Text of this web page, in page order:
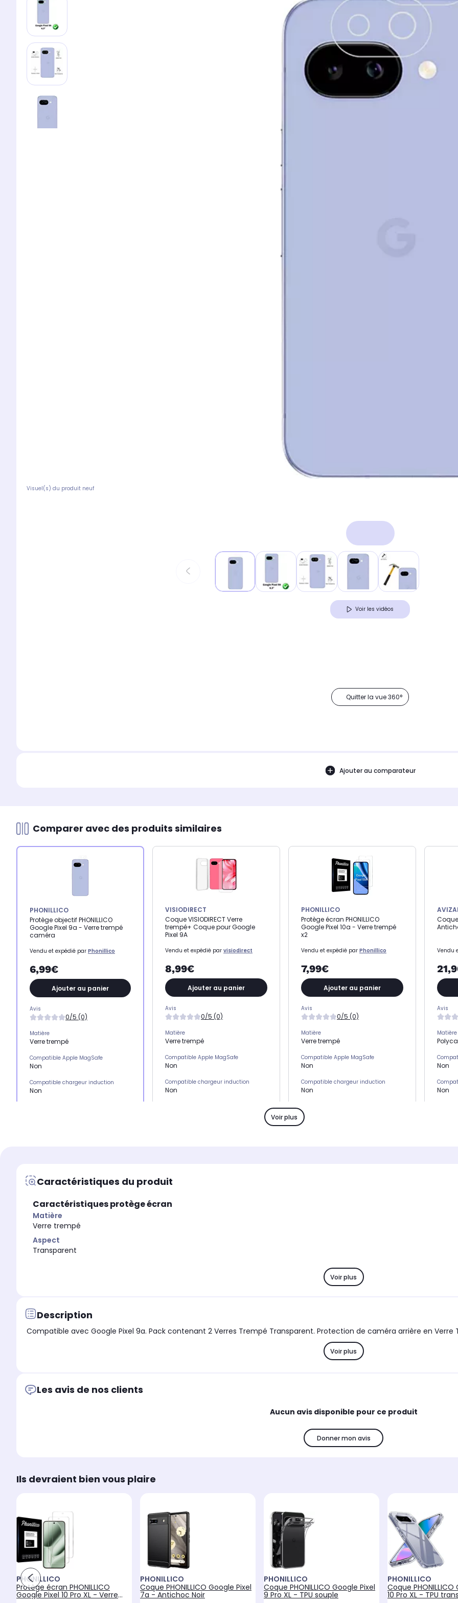
Visuel(s) du produit neuf
Voir les vidéos
Quitter la vue 360°
Ajouter au comparateur
Comparer avec des produits similaires
PHONILLICO
Protège objectif PHONILLICO
Google Pixel 9a - Verre trempé
caméra
Vendu et expédié par Phonillico
6,99€
Ajouter au panier
Avis
0/5 (0)
Matière
Verre trempé
Compatible Apple MagSafe
Non
Compatible chargeur induction
Non
Modèle compatible 1
GOOGLE Pixel 9a
Coloris extérieur
Transparent
VISIODIRECT
Coque VISIODIRECT Verre
trempé+ Coque pour Google
Pixel 9A
Vendu et expédié par visiodirect
8,99€
Ajouter au panier
Avis
0/5 (0)
Matière
Verre trempé
Compatible Apple MagSafe
Non
Compatible chargeur induction
Non
Modèle compatible 1
Coloris extérieur
PHONILLICO
Protège écran PHONILLICO
Google Pixel 10a - Verre trempé
x2
Vendu et expédié par Phonillico
7,99€
Ajouter au panier
Avis
0/5 (0)
Matière
Verre trempé
Compatible Apple MagSafe
Non
Compatible chargeur induction
Non
Non
Vendu
Avis
Matière
Non
Non
Voir plus
Caractéristiques du produit
Caractéristiques protège écran
Matière
Verre trempé
Aspect
Transparent
Voir plus
Description
Compatible avec Google Pixel 9a. Pack contenant 2 Verres Trempé Transparent. Protection de caméra arrière en Verre
Voir plus
Les avis de nos clients
Aucun avis disponible pour ce produit
Donner mon avis
Ils devraient bien vous plaire
PHONILLICO
Protège écran PHONILLICO
Google Pixel 10 Pro XL - Verre
PHONILLICO
Coque PHONILLICO Google Pixel
7a - Antichoc Noir
PHONILLICO
Coque PHONILLICO Google Pixel
9 Pro XL - TPU souple
PHONILLICO
Coque PHONILLICO
10 Pro XL - TPU